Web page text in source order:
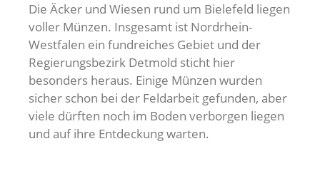
Die Äcker und Wiesen rund um Bielefeld liegen
voller Münzen. Insgesamt ist Nordrhein-
Westfalen ein fundreiches Gebiet und der
Regierungsbezirk Detmold sticht hier
besonders heraus. Einige Münzen wurden
sicher schon bei der Feldarbeit gefunden, aber
viele dürften noch im Boden verborgen liegen
und auf ihre Entdeckung warten.